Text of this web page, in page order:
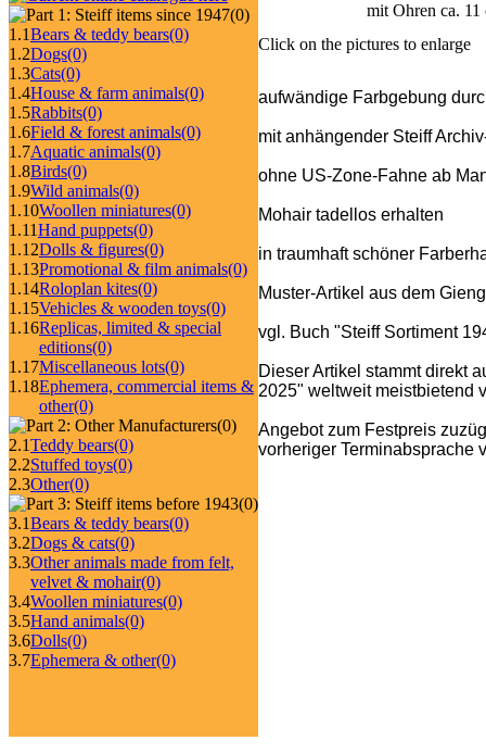
(0)
1.1Bears & teddy bears(0)
1.2Dogs(0)
1.3Cats(0)
1.4House & farm animals(0)
1.5Rabbits(0)
1.6Field & forest animals(0)
1.7Aquatic animals(0)
1.8Birds(0)
1.9Wild animals(0)
1.10Woollen miniatures(0)
1.11Hand puppets(0)
1.12Dolls & figures(0)
1.13Promotional & film animals(0)
1.14Roloplan kites(0)
1.15Vehicles & wooden toys(0)
1.16Replicas, limited & special
editions(0)
1.17Miscellaneous lots(0)
1.18Ephemera, commercial items &
other(0)
(0)
2.1Teddy bears(0)
2.2Stuffed toys(0)
2.3Other(0)
(0)
3.1Bears & teddy bears(0)
3.2Dogs & cats(0)
3.3Other animals made from felt,
velvet & mohair(0)
3.4Woollen miniatures(0)
3.5Hand animals(0)
3.6Dolls(0)
3.7Ephemera & other(0)
mit Ohren ca. 11
Click on the pictures to enlarge
aufwändige Farbgebung
mit anhängender Steiff
ohne US-Zone-Fahne ab
Mohair tadellos erhalten
in traumhaft schöner
Muster-Artikel aus dem
vgl. Buch "Steiff Sortiment
Dieser Artikel stammt direkt
2025" weltweit meistbietend
Angebot zum Festpreis
vorheriger Terminabsprache